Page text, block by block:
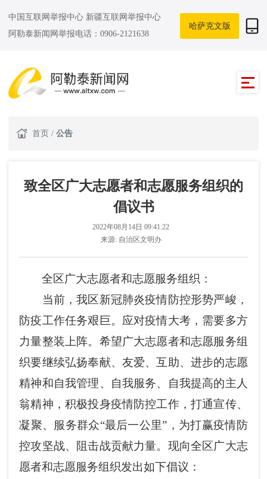
中国互联网举报中心 新疆互联网举报中心
阿勒泰新闻网举报电话：0906-2121638
哈萨克文版
首页 / 公告
致全区广大志愿者和志愿服务组织的
倡议书
2022年08月14日 09:41:22
来源: 自治区文明办
全区广大志愿者和志愿服务组织：
当前，我区新冠肺炎疫情防控形势严峻，
防疫工作任务艰巨。应对疫情大考，需要多方
力量整装上阵。希望广大志愿者和志愿服务组
织要继续弘扬奉献、友爱、互助、进步的志愿
精神和自我管理、自我服务、自我提高的主人
翁精神，积极投身疫情防控工作，打通宣传、
凝聚、服务群众“最后一公里”，为打赢疫情防
控攻坚战、阻击战贡献力量。现向全区广大志
愿者和志愿服务组织发出如下倡议：